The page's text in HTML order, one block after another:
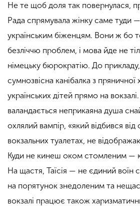
Не те щоб доля так повернулася,
Рада спрямувала жінку саме туди
українським біженцям. Вони ж бо
безліччю проблем, і мова йде не
німецьку бюрократію. До
сумнозвісна канібалка з пряничної
українських дітей прямо на
валандається неприкаяна душа
охлялий вампір, «який відбився від
вокзальних туалетах, не
Куди не кинеш оком стомленим —
На щастя, Таїсія — не єдиний воїн
на порятунок знедоленим та
вокзалі працює також